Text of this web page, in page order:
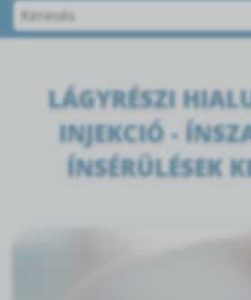
LÁGYRÉSZI
INJEKCIÓ -
ÍNSÉRÜLÉSEK